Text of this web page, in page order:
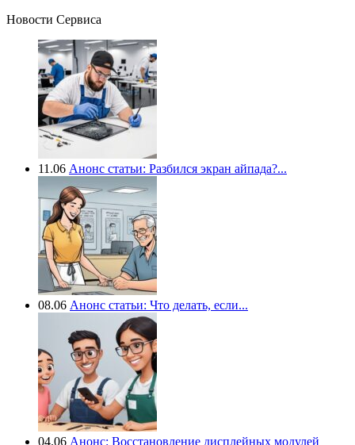
Новости Сервиса
11.06 Анонс статьи: Разбился экран айпада?...
08.06 Анонс статьи: Что делать, если...
04.06 Анонс: Восстановление дисплейных модулей